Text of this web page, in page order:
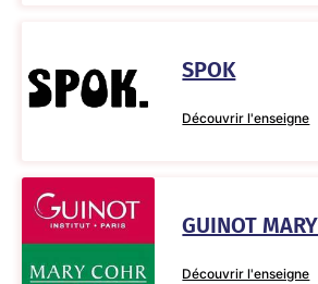
SPOK
Découvrir l'enseigne
GUINOT
Découvrir l'enseigne